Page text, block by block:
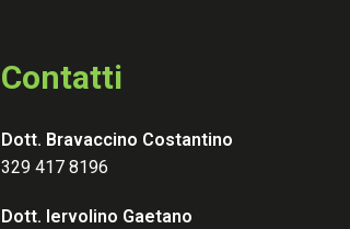
Contatti
Dott. Bravaccino Costantino
329 417 8196
Dott. Iervolino Gaetano